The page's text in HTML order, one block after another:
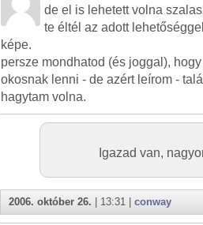
de el is lehetett volna
te éltél az adott
képe.
persze mondhatod (és joggal),
okosnak lenni - de azért leírom -
hagytam volna.
Igazad van,
2006. október 26. | 13:31 | conway